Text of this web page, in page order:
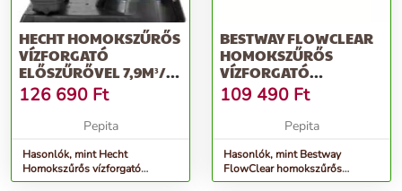
HECHT HOMOKSZŰRŐS
VÍZFORGATÓ
ELŐSZŰRŐVEL 7,9M³/H
(302016)
126 690 Ft
Pepita
Hasonlók, mint Hecht
Homokszűrős vízforgató
előszűrővel 7,9m³/h (302016)
BESTWAY FLOWCLEAR
HOMOKSZŰRŐS
VÍZFORGATÓ
SZIVATTYÚ - 11355 L/H
109 490 Ft
Pepita
Hasonlók, mint Bestway
FlowClear homokszűrős
vízforgató szivattyú - 11355 l/h